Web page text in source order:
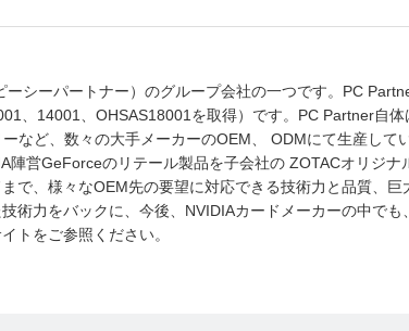
シーパートナー）のグループ会社の一つです。PC
、14001、OHSAS18001を取得）です。PC Partner自体
など、数々の大手メーカーのOEM、 ODMにて生産して
営GeForceのリテール製品を子会社の ZOTACオリジナ
で、様々なOEM先の要望に対応できる技術力と品質、巨
術力をバックに、今後、NVIDIAカードメーカーの中でも
トをご参照ください。